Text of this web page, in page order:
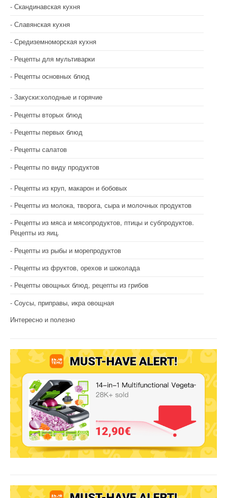
Скандинавская кухня
Славянская кухня
Средиземноморская кухня
Рецепты для мультиварки
Рецепты основных блюд
Закуски:холодные и горячие
Рецепты вторых блюд
Рецепты первых блюд
Рецепты салатов
Рецепты по виду продуктов
Рецепты из круп, макарон и бобовых
Рецепты из молока, творога, сыра и молочных продуктов
Рецепты из мяса и мясопродуктов, птицы и субпродуктов.
Рецепты из яиц.
Рецепты из рыбы и морепродуктов
Рецепты из фруктов, орехов и шоколада
Рецепты овощных блюд, рецепты из грибов
Соусы, приправы, икра овощная
Интересно и полезно